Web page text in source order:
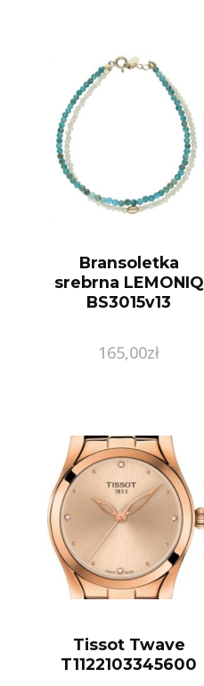
Bransoletka
srebrna LEMONIQ
BS3015v13
165,00zł
Tissot Twave
T1122103345600